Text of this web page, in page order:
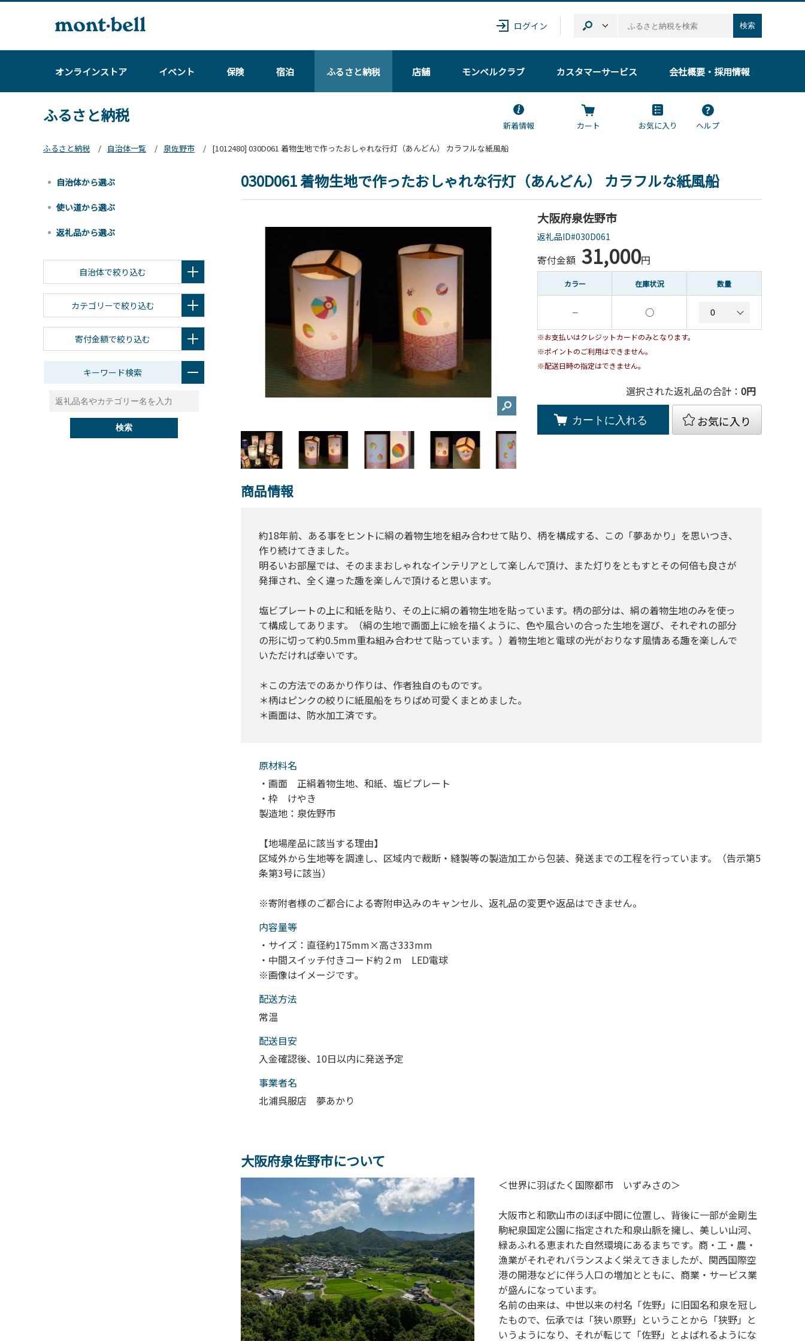
ログイン 検索
オンラインストア イベント 保険 宿泊 ふるさと納税 店舗 モンベルクラブ カスタマーサービス 会社概要・採用情報
ふるさと納税
新着情報 カート お気に入り
ヘルプ
ふるさと納税
自治体一覧 泉佐野市 [1012480] 030D061 着物生地で作ったおしゃれな行灯（あんどん） カラフルな紙風船
030D061 着物生地で作ったおしゃれな行灯（あんどん） カラフルな紙風船
大阪府泉佐野市
返礼品ID#030D061
寄付金額 31,000円
カラー 在庫状況 数量
－ ○
※お支払いはクレジットカードのみとなります。
※ポイントのご利用はできません。
※配送日時の指定はできません。
選択された返礼品の合計： 0円
カートに入れる お気に入り
商品情報
約18年前、ある事をヒントに絹の着物生地を組み合わせて貼り、柄を構成する、この「夢あかり」を思いつき、
作り続けてきました。
明るいお部屋では、そのままおしゃれなインテリアとして楽しんで頂け、また灯りをともすとその何倍も良さが
発揮され、全く違った趣を楽しんで頂けると思います。
塩ビプレートの上に和紙を貼り、その上に絹の着物生地を貼っています。柄の部分は、絹の着物生地のみを使っ
て構成してあります。（絹の生地で画面上に絵を描くように、色や風合いの合った生地を選び、それぞれの部分
の形に切って約0.5mm重ね組み合わせて貼っています。）着物生地と電球の光がおりなす風情ある趣を楽しんで
いただければ幸いです。
＊この方法でのあかり作りは、作者独自のものです。
＊柄はピンクの絞りに紙風船をちりばめ可愛くまとめました。
＊画面は、防水加工済です。
原材料名
・画面 正絹着物生地、和紙、塩ビプレート
・枠 けやき
製造地：泉佐野市
【地場産品に該当する理由】
区域外から生地等を調達し、区域内で裁断・縫製等の製造加工から包装、発送までの工程を行っています。（告示第5
条第3号に該当）
※寄附者様のご都合による寄附申込みのキャンセル、返礼品の変更や返品はできません。
内容量等
・サイズ：直径約175mm×高さ333mm
・中間スイッチ付きコード約２m LED電球
※画像はイメージです｡
配送⽅法
常温
配送目安
入金確認後、10日以内に発送予定
事業者名
北浦呉服店 夢あかり
大阪府泉佐野市について
＜世界に羽ばたく国際都市 いずみさの＞
大阪市と和歌山市のほぼ中間に位置し、背後に一部が金剛生
駒紀泉国定公園に指定された和泉山脈を擁し、美しい山河、
緑あふれる恵まれた自然環境にあるまちです。商・工・農・
漁業がそれぞれバランスよく栄えてきましたが、関西国際空
港の開港などに伴う人口の増加とともに、商業・サービス業
が盛んになっています。
名前の由来は、中世以来の村名「佐野」に旧国名和泉を冠し
たもので、伝承では「狭い原野」ということから「狭野」と
いうようになり、それが転じて「佐野」とよばれるようにな
自治体から選ぶ
使い道から選ぶ
返礼品から選ぶ
自治体で絞り込む
カテゴリーで絞り込む
寄付金額で絞り込む
キーワード検索
検索